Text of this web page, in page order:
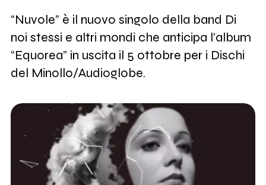
“Nuvole” è il nuovo singolo della band Di
noi stessi e altri mondi che anticipa l’album
“Equorea” in uscita il 5 ottobre per i Dischi
del Minollo/Audioglobe.